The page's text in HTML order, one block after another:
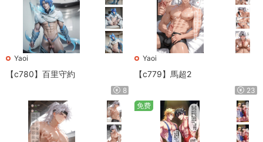
Yaoi
【c780】百里守約
8
Yaoi
【c779】馬超2
23
免费